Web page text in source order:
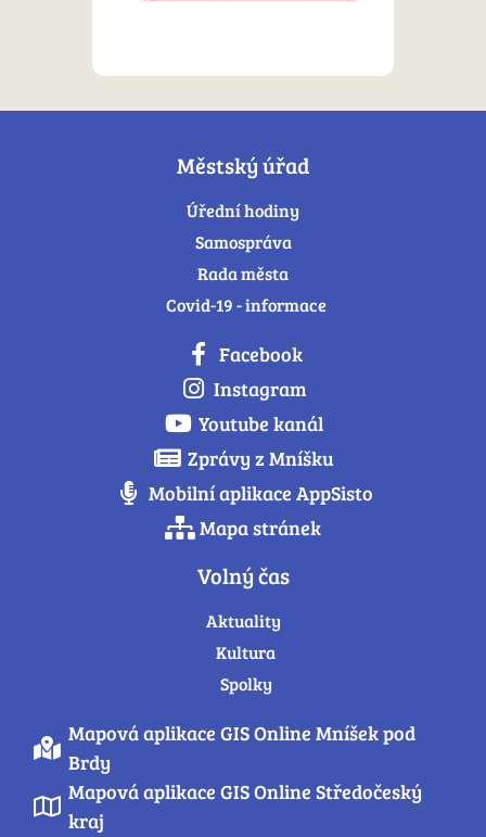
Městský úřad
Úřední hodiny
Samospráva
Rada města
Covid-19 - informace
Facebook
Instagram
Youtube kanál
Zprávy z Mníšku
Mobilní aplikace AppSisto
Mapa stránek
Volný čas
Aktuality
Kultura
Spolky
Mapová aplikace GIS Online Mníšek pod
Brdy
Mapová aplikace GIS Online Středočeský
kraj